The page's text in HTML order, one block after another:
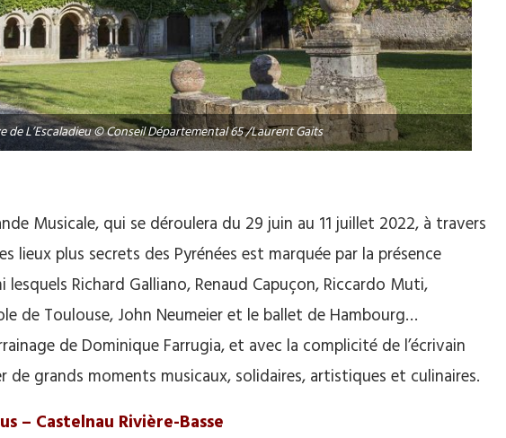
de L’Escaladieu © Conseil Départemental 65 /Laurent Gaits
Musicale, qui se déroulera du 29 juin au 11 juillet 2022, à travers
lieux plus secrets des Pyrénées est marquée par la présence
lesquels Richard Galliano, Renaud Capuçon, Riccardo Muti,
de Toulouse, John Neumeier et le ballet de Hambourg…
de Dominique Farrugia, et avec la complicité de l’écrivain
de grands moments musicaux, solidaires, artistiques et culinaires.
– Castelnau Rivière-Basse